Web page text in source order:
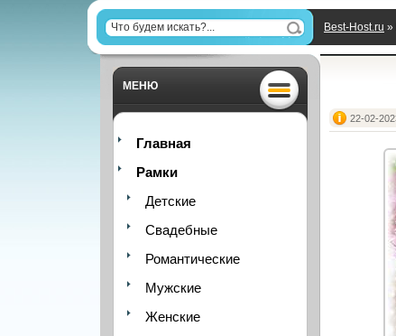
Best-Host.ru »
МЕНЮ
Главная
Рамки
Детские
Свадебные
Романтические
Мужские
Женские
22-02-